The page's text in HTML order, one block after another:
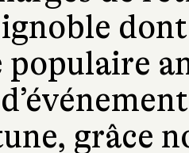
populaire
grâce